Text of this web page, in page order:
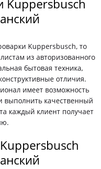
Kuppersbusch
Kuppersbusch, то
из авторизованного
бытовая техника,
отличия.
имеет возможность
выполнить качественный
каждый клиент получает